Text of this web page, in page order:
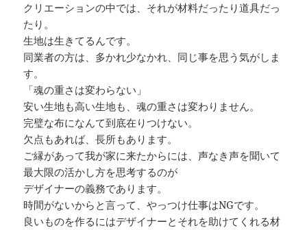
クリエーションの中では、それが材料だったり道具だっ
たり。
生地は生きてるんです。
同業者の方は、多かれ少なかれ、同じ事を思う気がしま
す。
「魂の重さは変わらない」
安い生地も高い生地も、魂の重さは変わりません。
完璧な布になんて到底在りつけない。
欠点もあれば、長所もあります。
ご縁があって我が家に来たからには、声なき声を聞いて
最大限の活かし方を思考するのが
デザイナーの義務であります。
時間がないからと言って、やっつけ仕事はNGです。
良いものを作るにはデザイナーとそれを助けてくれる材